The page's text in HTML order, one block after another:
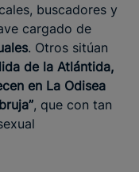
buscadores y
cargado de
. Otros sitúan
de la Atlántida,
en La Odisea
, que con tan